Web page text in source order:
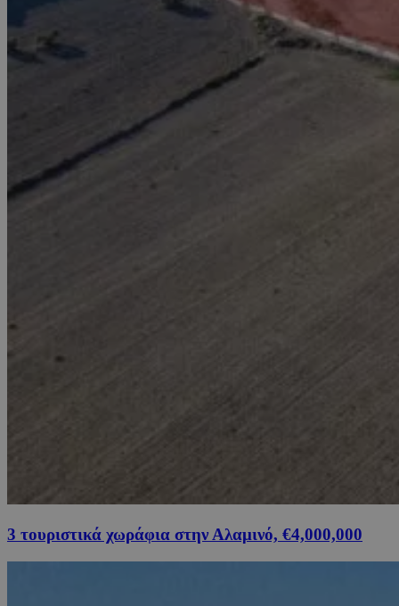
3 τουριστικά χωράφια στην Αλαμινό, €4,000,000